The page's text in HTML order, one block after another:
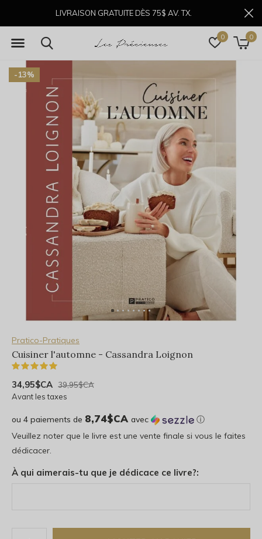
0 0
LIVRAISON GRATUITE DÈS 75$ AV. TX.
-13%
Pratico-Pratiques
Cuisiner l'automne - Cassandra Loignon
34,95$CA 39,95$CA
Avant les taxes
ou 4 paiements de 8,74$CA avec
ⓘ
Veuillez noter que le livre est une vente finale si vous le faites
dédicacer.
À qui aimerais-tu que je dédicace ce livre?: